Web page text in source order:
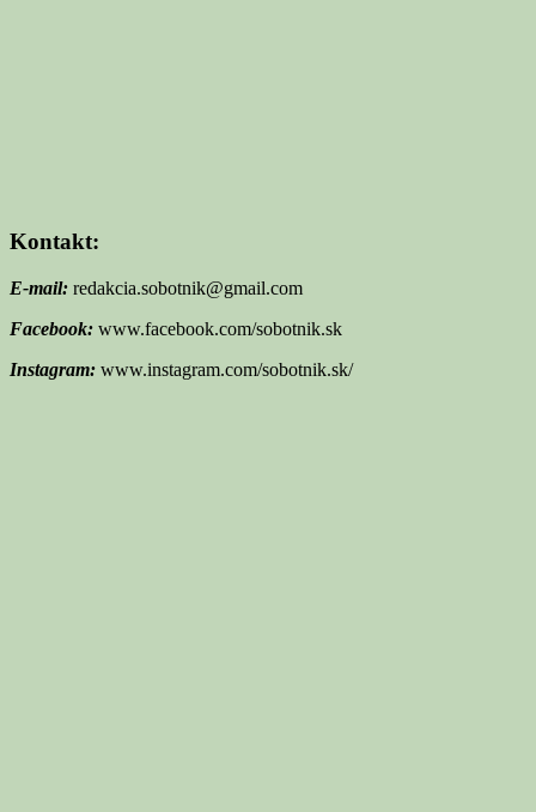
Kontakt:
E-mail: redakcia.sobotnik@gmail.com
Facebook: www.facebook.com/sobotnik.sk
Instagram: www.instagram.com/sobotnik.sk/